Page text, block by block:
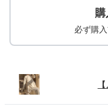
必ず購